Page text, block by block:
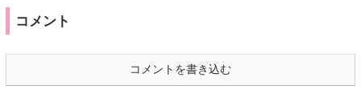
コメント
コメントを書き込む